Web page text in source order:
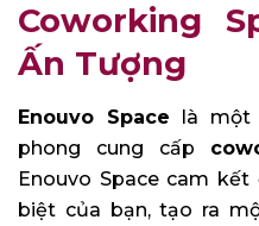
Coworking
Ấn Tượng
Enouvo Space là một
phong cung cấp
Enouvo Space cam
biệt của bạn, tạo ra